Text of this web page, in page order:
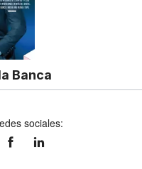
Banca
sociales:
ExpansionMex